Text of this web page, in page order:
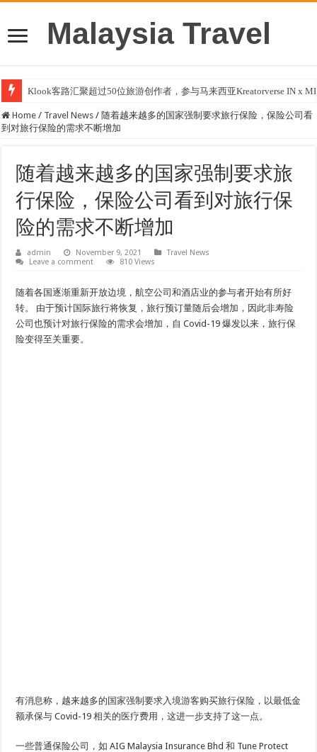
Malaysia Travel
Klook客路汇聚超过50位旅游创作者，参与马来西亚Kreatorverse IN x
Home / Travel News / 随着越来越多的国家强制要求旅行保险，保险公司看
到对旅行保险的需求不断增加
随着越来越多的国家强制要求旅
行保险，保险公司看到对旅行保
险的需求不断增加
admin November 9, 2021
Travel News
Leave a comment
810 Views
随着各国逐渐重新开放边境，航空公司和酒店业的参与者开始有所好
转。 由于预计国际旅行将恢复，旅行预订量随后会增加，因此非寿险
公司也预计对旅行保险的需求会增加，自 Covid-19 爆发以来，旅行保
险变得至关重要。
有消息称，越来越多的国家强制要求入境游客购买旅行保险，以最低金
额承保与 Covid-19 相关的医疗费用，这进一步支持了这一点。
一些普通保险公司，如 AIG Malaysia Insurance Bhd 和 Tune Protect